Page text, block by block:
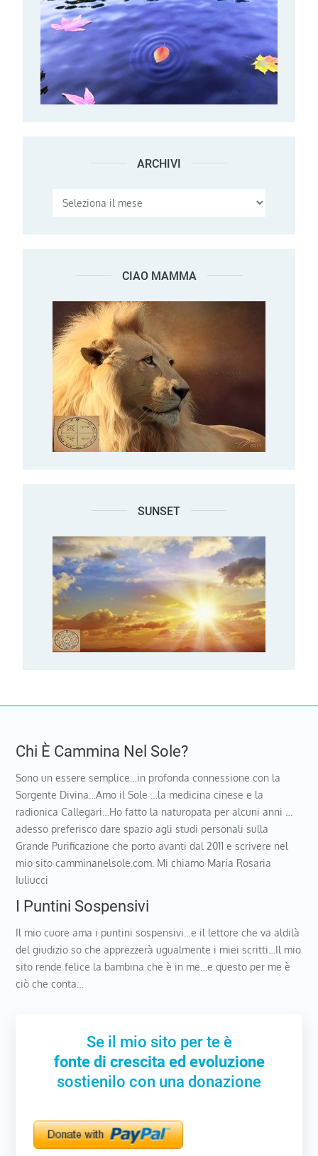
ARCHIVI Archivi
CIAO MAMMA
SUNSET
Chi È Cammina Nel Sole?
Sono un essere semplice…in profonda connessione con la
Sorgente Divina…Amo il Sole …la medicina cinese e la
radionica Callegari…Ho fatto la naturopata per alcuni anni …
adesso preferisco dare spazio agli studi personali sulla
Grande Purificazione che porto avanti dal 2011 e scrivere nel
mio sito camminanelsole.com. Mi chiamo Maria Rosaria
Iuliucci
I Puntini Sospensivi
Il mio cuore ama i puntini sospensivi…e il lettore che va aldilà
del giudizio so che apprezzerà ugualmente i miei scritti…Il mio
sito rende felice la bambina che è in me…e questo per me è
ciò che conta…
Se il mio sito per te è
fonte di crescita ed evoluzione
sostienilo con una donazione